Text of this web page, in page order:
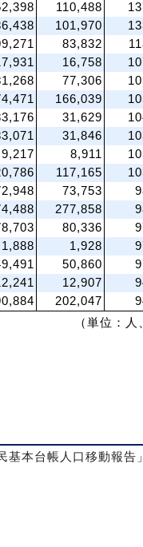
110,488
101,970
83,832
16,758
77,306
166,039
31,629
31,846
9,217 8,911
117,165
73,753
277,858
80,336
1,888 1,928
50,860
12,907
202,047
（単位：
基本台帳人口移動報